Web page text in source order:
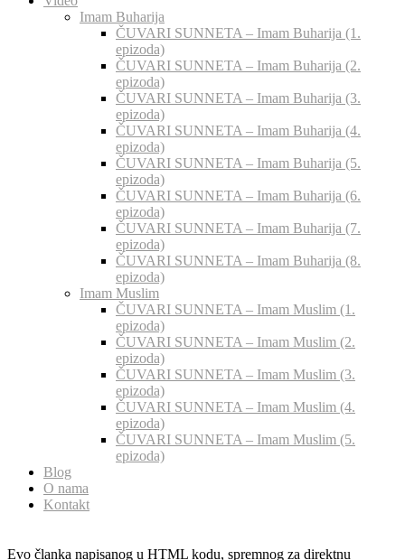
Imam Buharija
ČUVARI SUNNETA – Imam Buharija (1.
epizoda)
ČUVARI SUNNETA – Imam Buharija (2.
epizoda)
ČUVARI SUNNETA – Imam Buharija (3.
epizoda)
ČUVARI SUNNETA – Imam Buharija (4.
epizoda)
ČUVARI SUNNETA – Imam Buharija (5.
epizoda)
ČUVARI SUNNETA – Imam Buharija (6.
epizoda)
ČUVARI SUNNETA – Imam Buharija (7.
epizoda)
ČUVARI SUNNETA – Imam Buharija (8.
epizoda)
Imam Muslim
ČUVARI SUNNETA – Imam Muslim (1.
epizoda)
ČUVARI SUNNETA – Imam Muslim (2.
epizoda)
ČUVARI SUNNETA – Imam Muslim (3.
epizoda)
ČUVARI SUNNETA – Imam Muslim (4.
epizoda)
ČUVARI SUNNETA – Imam Muslim (5.
epizoda)
Blog
O nama
Kontakt
Evo članka napisanog u HTML kodu, spremnog za direktnu